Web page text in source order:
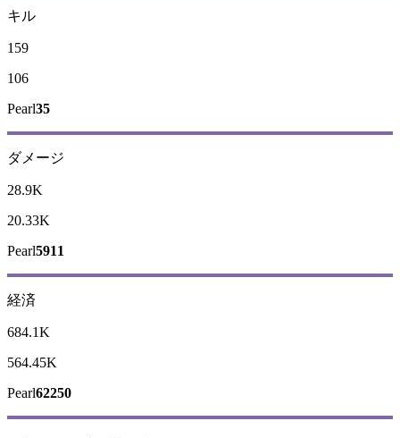
キル
159
106
Pearl35
ダメージ
28.9K
20.33K
Pearl5911
経済
684.1K
564.45K
Pearl62250